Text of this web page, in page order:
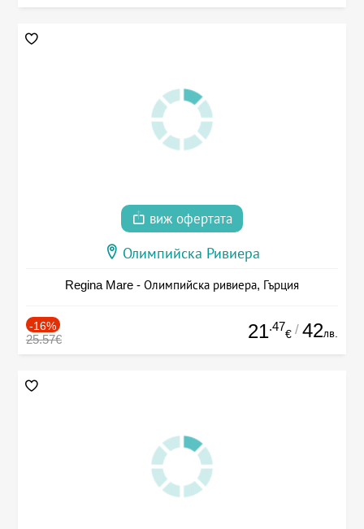
виж офертата
Олимпийска Ривиера
Regina Mare - Олимпийска ривиера, Гърция
-16%
25.57€ 21.47
€ / 42лв.